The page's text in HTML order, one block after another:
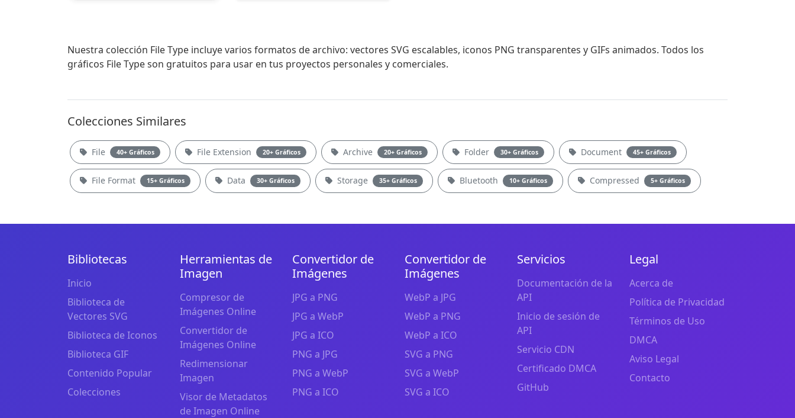
Nuestra colección File Type incluye varios formatos de archivo: vectores SVG escalables, iconos PNG transparentes y GIFs animados. Todos los
gráficos File Type son gratuitos para usar en tus proyectos personales y comerciales.
Colecciones Similares
File 40+ Gráficos File Extension 20+ Gráficos Archive 20+ Gráficos Folder 30+ Gráficos Document 45+ Gráficos
File Format 15+ Gráficos Data 30+ Gráficos Storage 35+ Gráficos Bluetooth 10+ Gráficos Compressed 5+ Gráficos
Bibliotecas
Inicio
Biblioteca de
Vectores SVG
Biblioteca de Iconos
Biblioteca GIF
Contenido Popular
Colecciones
Herramientas de
Imagen
Compresor de
Imágenes Online
Convertidor de
Imágenes Online
Redimensionar
Imagen
Visor de Metadatos
de Imagen Online
Convertidor de
Imágenes
JPG a PNG
JPG a WebP
JPG a ICO
PNG a JPG
PNG a WebP
PNG a ICO
Convertidor de
Imágenes
WebP a JPG
WebP a PNG
WebP a ICO
SVG a PNG
SVG a WebP
SVG a ICO
Servicios
Documentación de la
API
Inicio de sesión de
API
Servicio CDN
Certificado DMCA
GitHub
Legal
Acerca de
Política de Privacidad
Términos de Uso
DMCA
Aviso Legal
Contacto